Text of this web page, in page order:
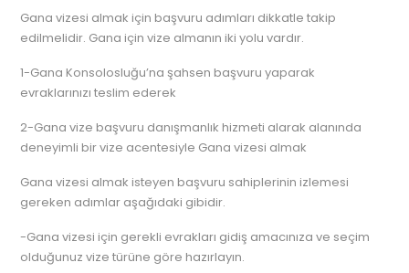
Gana vizesi almak için başvuru adımları dikkatle takip
edilmelidir. Gana için vize almanın iki yolu vardır.
1-Gana Konsolosluğu’na şahsen başvuru yaparak
evraklarınızı teslim ederek
2-Gana vize başvuru danışmanlık hizmeti alarak alanında
deneyimli bir vize acentesiyle Gana vizesi almak
Gana vizesi almak isteyen başvuru sahiplerinin izlemesi
gereken adımlar aşağıdaki gibidir.
-Gana vizesi için gerekli evrakları gidiş amacınıza ve seçim
olduğunuz vize türüne göre hazırlayın.